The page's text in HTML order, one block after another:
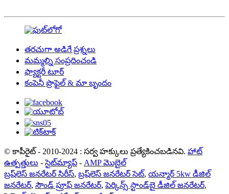
తరచుగా అడిగే ప్రశ్నలు
మమ్మల్ని సంప్రదించండి
ఫ్యాక్టరీ టూర్
కంపెనీ ప్రొఫైల్ & మా బృందం
© కాపీరైట్ - 2010-2024 : సర్వ హక్కులు ప్రత్యేకించబడినవి. హాట్
ఉత్పత్తులు -సైట్‌మ్యాప్ - AMP మొబైల్
బ్రష్‌లెస్ జనరేటర్ సిరీస్, బ్రష్‌లెస్ జనరేటర్ సెట్, యన్మార్ 5kw డీజిల్
జనరేటర్, సౌండ్ ప్రూఫ్ జనరేటర్,పెర్కిన్స్ స్టాండ్‌బై డీజిల్ జనరేటర్,